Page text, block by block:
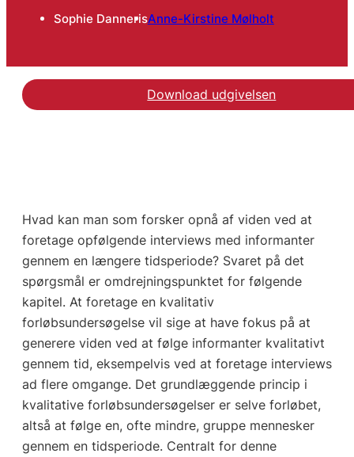
Sophie DannerisAnne-Kirstine Mølholt
Download udgivelsen
Hvad kan man som forsker opnå af viden ved at
foretage opfølgende interviews med informanter
gennem en længere tidsperiode? Svaret på det
spørgsmål er omdrejningspunktet for følgende
kapitel. At foretage en kvalitativ
forløbsundersøgelse vil sige at have fokus på at
generere viden ved at følge informanter kvalitativt
gennem tid, eksempelvis ved at foretage interviews
ad flere omgange. Det grundlæggende princip i
kvalitative forløbsundersøgelser er selve forløbet,
altså at følge en, ofte mindre, gruppe mennesker
gennem en tidsperiode. Centralt for denne